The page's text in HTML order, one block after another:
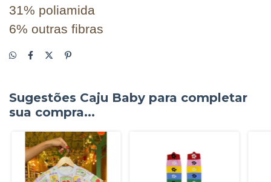
31% poliamida
6% outras fibras
Sugestões Caju Baby para completar
sua compra...